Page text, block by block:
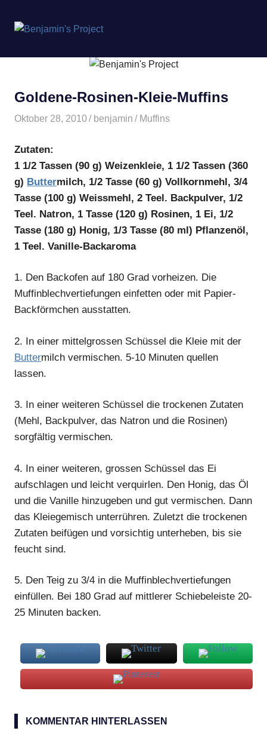
springen
Project
Goldene-Rosinen-Kleie-Muffins
Oktober 28, 2010 benjamin Muffins
Zutaten:
1 1/2 Tassen (90 g) Weizenkleie, 1 1/2 Tassen (360
g) Buttermilch, 1/2 Tasse (60 g) Vollkornmehl, 3/4
Tasse (100 g) Weissmehl, 2 Teel. Backpulver, 1/2
Teel. Natron, 1 Tasse (120 g) Rosinen, 1 Ei, 1/2
Tasse (180 g) Honig, 1/3 Tasse (80 ml) Pflanzenöl,
1 Teel. Vanille-Backaroma
1. Den Backofen auf 180 Grad vorheizen. Die
Muffinblechvertiefungen einfetten oder mit Papier-
Backförmchen ausstatten.
2. In einer mittelgrossen Schüssel die Kleie mit der
Buttermilch vermischen. 5-10 Minuten quellen
lassen.
3. In einer weiteren Schüssel die trockenen Zutaten
(Mehl, Backpulver, das Natron und die Rosinen)
sorgfältig vermischen.
4. In einer weiteren, grossen Schüssel das Ei
aufschlagen und leicht verquirlen. Den Honig, das Öl
und die Vanille hinzugeben und gut vermischen. Dann
das Kleiegemisch unterrühren. Zuletzt die trockenen
Zutaten beifügen und vorsichtig unterheben, bis sie
feucht sind.
5. Den Teig zu 3/4 in die Muffinblechvertiefungen
einfüllen. Bei 180 Grad auf mittlerer Schiebeleiste 20-
25 Minuten backen.
Rosinen
KOMMENTAR HINTERLASSEN